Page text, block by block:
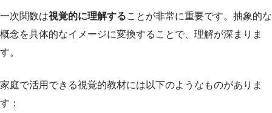
一次関数は視覚的に理解することが非常に重要です。抽象的な
概念を具体的なイメージに変換することで、理解が深まりま
す。
家庭で活用できる視覚的教材には以下のようなものがありま
す：